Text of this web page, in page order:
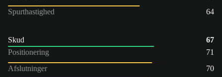
Spurthastighed
64
Skud
67
Positionering
71
Afslutninger
70